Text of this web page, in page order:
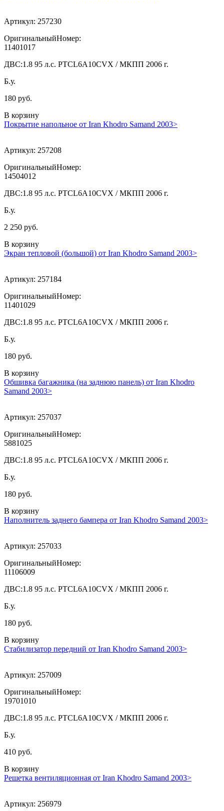
Артикул: 257230
ОригинальныйНомер:
11401017
ДВС:1.8 95 л.с. PTCL6A10CVX / МКПП 2006 г.
Б.у.
180 руб.
В корзину
Покрытие напольное от Iran Khodro Samand 2003>
Артикул: 257208
ОригинальныйНомер:
14504012
ДВС:1.8 95 л.с. PTCL6A10CVX / МКПП 2006 г.
Б.у.
2 250 руб.
В корзину
Экран тепловой (большой) от Iran Khodro Samand 2003>
Артикул: 257184
ОригинальныйНомер:
11401029
ДВС:1.8 95 л.с. PTCL6A10CVX / МКПП 2006 г.
Б.у.
180 руб.
В корзину
Обшивка багажника (на заднюю панель) от Iran Khodro
Samand 2003>
Артикул: 257037
ОригинальныйНомер:
5881025
ДВС:1.8 95 л.с. PTCL6A10CVX / МКПП 2006 г.
Б.у.
180 руб.
В корзину
Наполнитель заднего бампера от Iran Khodro Samand 2003>
Артикул: 257033
ОригинальныйНомер:
11106009
ДВС:1.8 95 л.с. PTCL6A10CVX / МКПП 2006 г.
Б.у.
180 руб.
В корзину
Стабилизатор передний от Iran Khodro Samand 2003>
Артикул: 257009
ОригинальныйНомер:
19701010
ДВС:1.8 95 л.с. PTCL6A10CVX / МКПП 2006 г.
Б.у.
410 руб.
В корзину
Решетка вентиляционная от Iran Khodro Samand 2003>
Артикул: 256979